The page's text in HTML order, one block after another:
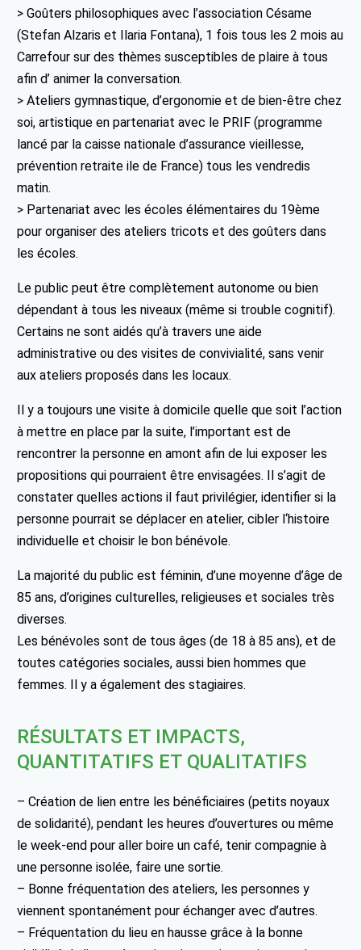
> Goûters philosophiques avec l’association Césame
(Stefan Alzaris et Ilaria Fontana), 1 fois tous les 2 mois au
Carrefour sur des thèmes susceptibles de plaire à tous
afin d’ animer la conversation.
> Ateliers gymnastique, d’ergonomie et de bien-être chez
soi, artistique en partenariat avec le PRIF (programme
lancé par la caisse nationale d’assurance vieillesse,
prévention retraite ile de France) tous les vendredis
matin.
> Partenariat avec les écoles élémentaires du 19ème
pour organiser des ateliers tricots et des goûters dans
les écoles.
Le public peut être complètement autonome ou bien
dépendant à tous les niveaux (même si trouble cognitif).
Certains ne sont aidés qu’à travers une aide
administrative ou des visites de convivialité, sans venir
aux ateliers proposés dans les locaux.
Il y a toujours une visite à domicile quelle que soit l’action
à mettre en place par la suite, l’important est de
rencontrer la personne en amont afin de lui exposer les
propositions qui pourraient être envisagées. Il s’agit de
constater quelles actions il faut privilégier, identifier si la
personne pourrait se déplacer en atelier, cibler l‘histoire
individuelle et choisir le bon bénévole.
La majorité du public est féminin, d’une moyenne d’âge de
85 ans, d’origines culturelles, religieuses et sociales très
diverses.
Les bénévoles sont de tous âges (de 18 à 85 ans), et de
toutes catégories sociales, aussi bien hommes que
femmes. Il y a également des stagiaires.
RÉSULTATS ET IMPACTS,
QUANTITATIFS ET QUALITATIFS
– Création de lien entre les bénéficiaires (petits noyaux
de solidarité), pendant les heures d’ouvertures ou même
le week-end pour aller boire un café, tenir compagnie à
une personne isolée, faire une sortie.
– Bonne fréquentation des ateliers, les personnes y
viennent spontanément pour échanger avec d’autres.
– Fréquentation du lieu en hausse grâce à la bonne